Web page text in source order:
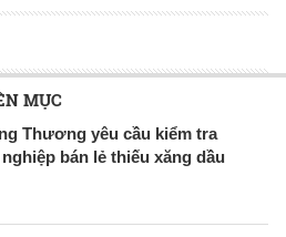
MỤC
Thương yêu cầu kiểm tra
bán lẻ thiếu xăng dầu